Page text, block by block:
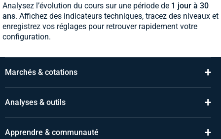
Analysez l’évolution du cours sur une période de 1 jour à 30
ans. Affichez des indicateurs techniques, tracez des niveaux et
enregistrez vos réglages pour retrouver rapidement votre
configuration.
Marchés & cotations +
Analyses & outils +
Apprendre & communauté +